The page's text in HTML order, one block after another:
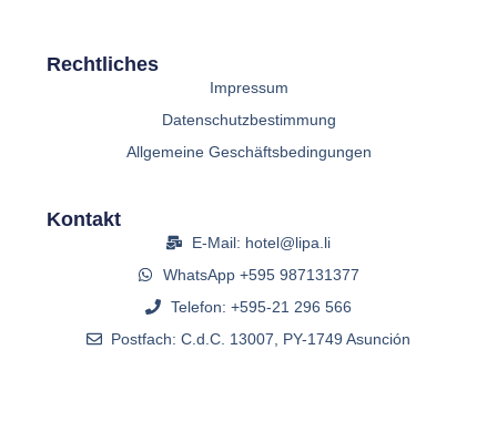
Rechtliches
Impressum
Datenschutzbestimmung
Allgemeine Geschäftsbedingungen
Kontakt
E-Mail: hotel@lipa.li
WhatsApp +595 987131377
Telefon: +595-21 296 566
Postfach: C.d.C. 13007, PY-1749 Asunción